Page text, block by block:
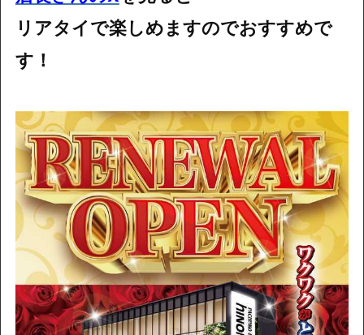
リアタイで楽しめますのでおすすめで
す！